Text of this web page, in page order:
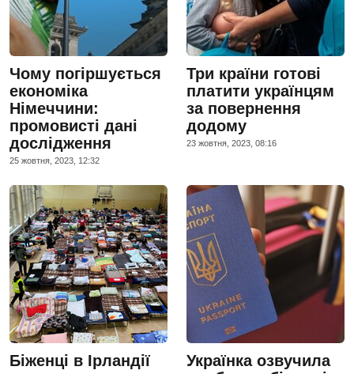
Чому погіршується
економіка
Німеччини:
промовисті дані
дослідження
25 жовтня, 2023, 12:32
Три країни готові
платити українцям
за повернення
додому
23 жовтня, 2023, 08:16
Біженці в Ірландії
Українка озвучила